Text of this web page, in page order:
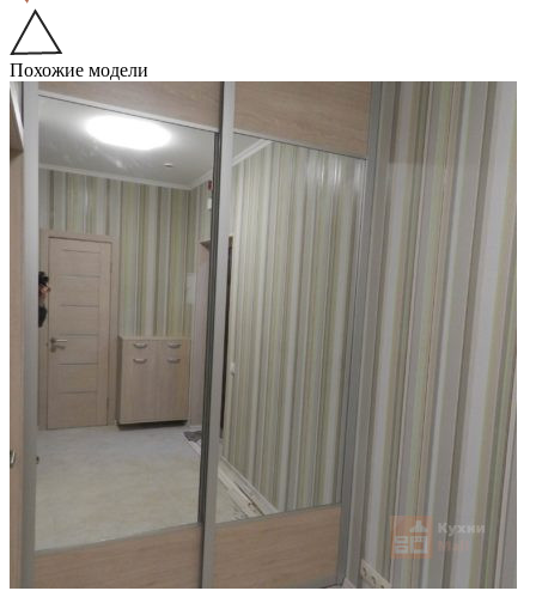
Похожие модели